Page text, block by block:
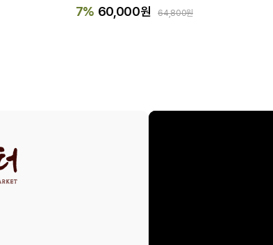
7% 60,000원 64,800원